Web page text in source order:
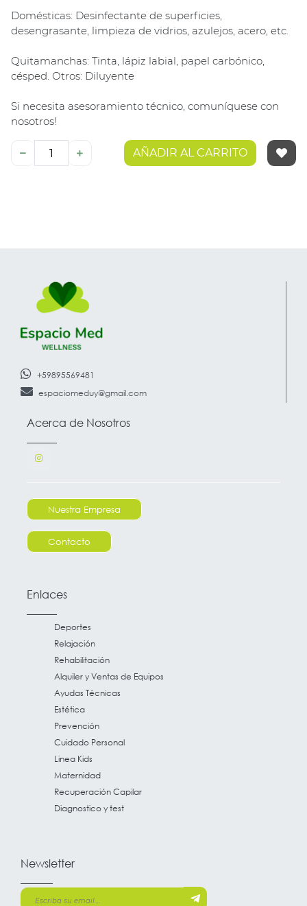
Domésticas: Desinfectante de superficies,
desengrasante, limpieza de vidrios, azulejos, acero, etc.
Quitamanchas: Tinta, lápiz labial, papel carbónico,
césped. Otros: Diluyente
Si necesita asesoramiento técnico, comuníquese con
nosotros!
AÑADIR AL CARRITO
+59895569481
espaciomeduy@gmail.com
Acerca de Nosotros
Nuestra Empresa
Contacto
Enlaces
Deportes
Relajación
Rehabilitación
Alquiler y Ventas de Equipos
Ayudas Técnicas
Estética
Prevención
Cuidado Personal
Linea Kids
Maternidad
Recuperación Capilar
Diagnostico y test
Newsletter